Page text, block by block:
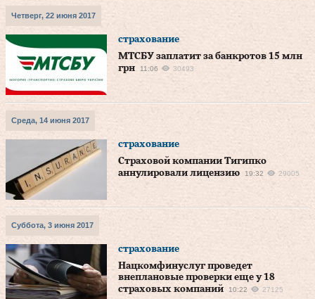
Четверг, 22 июня 2017
страхование
МТСБУ заплатит за банкротов 15 млн
грн
11:06 30493
Среда, 14 июня 2017
страхование
Страховой компании Тигипко
аннулировали лицензию
19:32 29005
Суббота, 3 июня 2017
страхование
Нацкомфинуслуг проведет
внеплановые проверки еще у 18
страховых компаний
10:22 27125